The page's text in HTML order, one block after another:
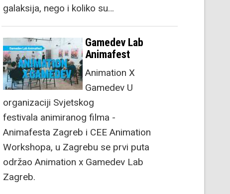
galaksija, nego i koliko su…
Gamedev Lab
Animafest
Animation X
Gamedev U
organizaciji Svjetskog
festivala animiranog filma -
Animafesta Zagreb i CEE Animation
Workshopa, u Zagrebu se prvi puta
održao Animation x Gamedev Lab
Zagreb.